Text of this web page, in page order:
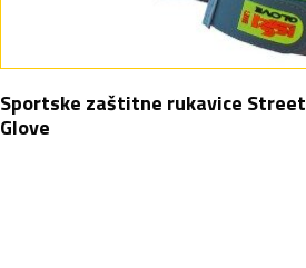
Sportske zaštitne rukavice Street
Glove